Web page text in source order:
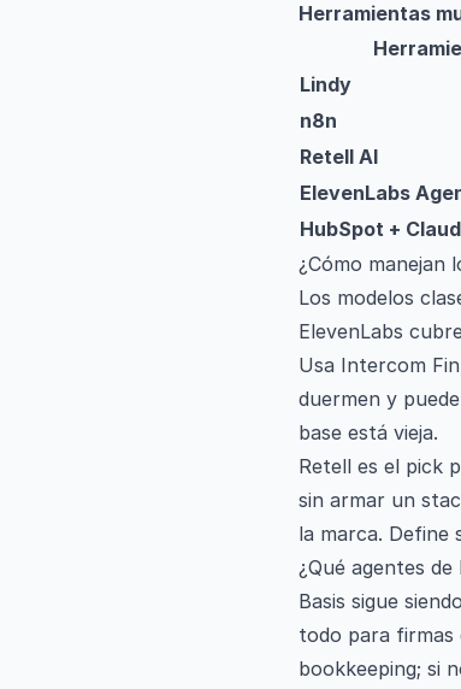
Herramientas
Lindy
n8n
Retell AI
ElevenLabs
HubSpot +
¿Cómo manejan
Los modelos
ElevenLabs
Usa Intercom
duermen y
base está vieja.
Retell es el pick
sin armar un
la marca. Define
¿Qué agentes
Basis sigue
todo para firmas
bookkeeping; si